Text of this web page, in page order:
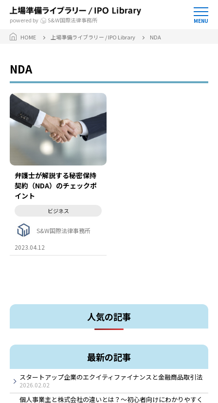
powered by S&W国際法律事務所 MENU
HOME 上場準備ライブラリー / IPO Library NDA
NDA
弁護士が解説する秘密保持
契約（NDA）のチェックポ
イント
ビジネス
S&W国際法律事務所
2023.04.12
人気の記事
最新の記事
スタートアップ企業のエクイティファイナンスと金融商品取引法
2026.02.02
個人事業主と株式会社の違いとは？～初心者向けにわかりやすく